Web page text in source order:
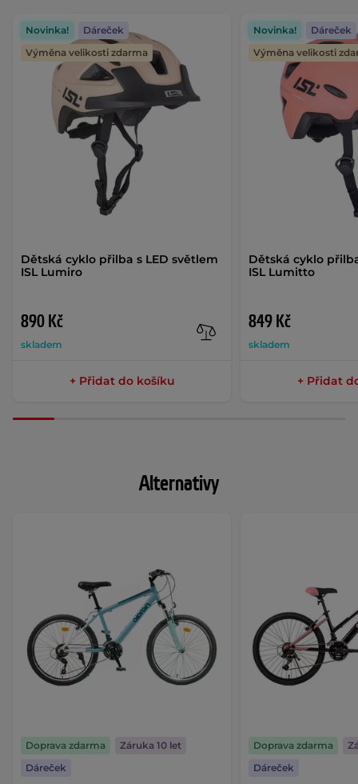
Dětská cyklo přilba s LED světlem
ISL Lumiro
890 Kč
skladem
Novinka!
Dáreček
Výměna velikosti zdarma
+ Přidat do košíku
Dětská cyklo
ISL Lumitto
849 Kč
skladem
Novinka!
Dáreček
Výměna velikosti
+ Přidat
Alternativy
Doprava zdarma
Záruka 10 let
Dáreček
Doprava zdarma
Dáreček